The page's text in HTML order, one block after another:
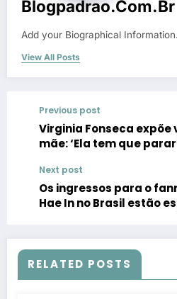
Blogpadrao.com.br
Add your Biographical Information.
View All Posts
Previous post
Virginia Fonseca expõe
mãe: ‘Ela tem que
Next post
Os ingressos para o
Hae In no Brasil estão
RELATED POSTS